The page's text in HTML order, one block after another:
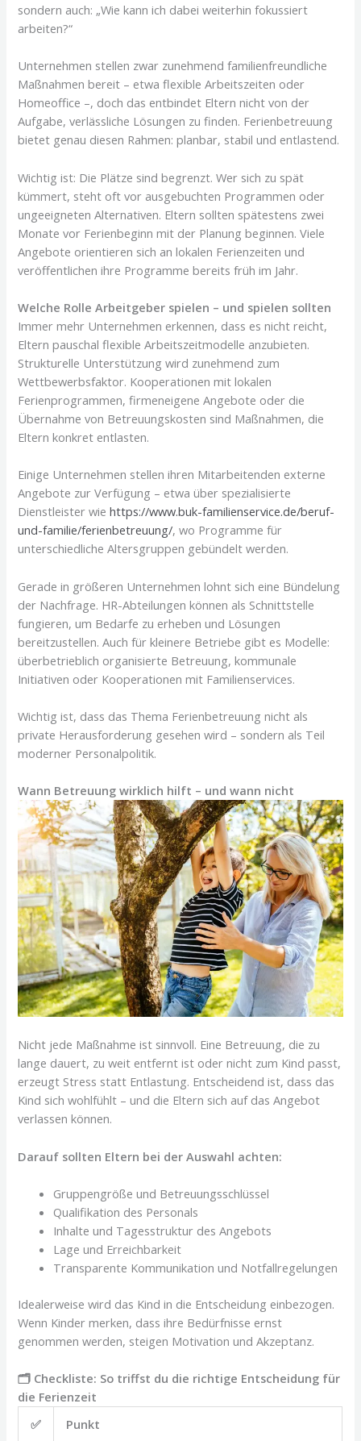
sondern auch: „Wie kann ich dabei weiterhin fokussiert
arbeiten?“
Unternehmen stellen zwar zunehmend familienfreundliche
Maßnahmen bereit – etwa flexible Arbeitszeiten oder
Homeoffice –, doch das entbindet Eltern nicht von der
Aufgabe, verlässliche Lösungen zu finden. Ferienbetreuung
bietet genau diesen Rahmen: planbar, stabil und entlastend.
Wichtig ist: Die Plätze sind begrenzt. Wer sich zu spät
kümmert, steht oft vor ausgebuchten Programmen oder
ungeeigneten Alternativen. Eltern sollten spätestens zwei
Monate vor Ferienbeginn mit der Planung beginnen. Viele
Angebote orientieren sich an lokalen Ferienzeiten und
veröffentlichen ihre Programme bereits früh im Jahr.
Welche Rolle Arbeitgeber spielen – und spielen sollten
Immer mehr Unternehmen erkennen, dass es nicht reicht,
Eltern pauschal flexible Arbeitszeitmodelle anzubieten.
Strukturelle Unterstützung wird zunehmend zum
Wettbewerbsfaktor. Kooperationen mit lokalen
Ferienprogrammen, firmeneigene Angebote oder die
Übernahme von Betreuungskosten sind Maßnahmen, die
Eltern konkret entlasten.
Einige Unternehmen stellen ihren Mitarbeitenden externe
Angebote zur Verfügung – etwa über spezialisierte
Dienstleister wiehttps://www.buk-familienservice.de/beruf-
und-familie/ferienbetreuung/, wo Programme für
unterschiedliche Altersgruppen gebündelt werden.
Gerade in größeren Unternehmen lohnt sich eine Bündelung
der Nachfrage. HR-Abteilungen können als Schnittstelle
fungieren, um Bedarfe zu erheben und Lösungen
bereitzustellen. Auch für kleinere Betriebe gibt es Modelle:
überbetrieblich organisierte Betreuung, kommunale
Initiativen oder Kooperationen mit Familienservices.
Wichtig ist, dass das Thema Ferienbetreuung nicht als
private Herausforderung gesehen wird – sondern als Teil
moderner Personalpolitik.
Wann Betreuung wirklich hilft – und wann nicht
Nicht jede Maßnahme ist sinnvoll. Eine Betreuung, die zu
lange dauert, zu weit entfernt ist oder nicht zum Kind passt,
erzeugt Stress statt Entlastung. Entscheidend ist, dass das
Kind sich wohlfühlt – und die Eltern sich auf das Angebot
verlassen können.
Darauf sollten Eltern bei der Auswahl achten:
Gruppengröße und Betreuungsschlüssel
Qualifikation des Personals
Inhalte und Tagesstruktur des Angebots
Lage und Erreichbarkeit
Transparente Kommunikation und Notfallregelungen
Idealerweise wird das Kind in die Entscheidung einbezogen.
Wenn Kinder merken, dass ihre Bedürfnisse ernst
genommen werden, steigen Motivation und Akzeptanz.
🗂️ Checkliste: So triffst du die richtige Entscheidung für
die Ferienzeit
✅
Punkt